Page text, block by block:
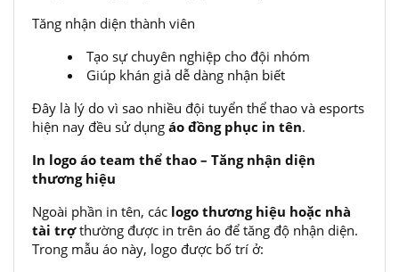
Tăng nhận diện thành viên
Tạo sự chuyên nghiệp cho đội nhóm
Giúp khán giả dễ dàng nhận biết
Đây là lý do vì sao nhiều đội tuyển thể thao và esports
hiện nay đều sử dụng áo đồng phục in tên.
In logo áo team thể thao – Tăng nhận diện
thương hiệu
Ngoài phần in tên, các logo thương hiệu hoặc nhà
tài trợthường được in trên áo để tăng độ nhận diện.
Trong mẫu áo này, logo được bố trí ở: